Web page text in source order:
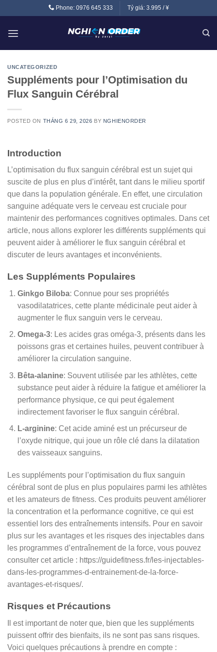
to
content
Phone: 0976 645 333 Tỷ giá: 3.995 / ¥
UNCATEGORIZED
Suppléments pour l’Optimisation du
Flux Sanguin Cérébral
POSTED ON THÁNG 6 29, 2026 BY NGHIENORDER
Introduction
L’optimisation du flux sanguin cérébral est un sujet qui
suscite de plus en plus d’intérêt, tant dans le milieu sportif
que dans la population générale. En effet, une circulation
sanguine adéquate vers le cerveau est cruciale pour
maintenir des performances cognitives optimales. Dans cet
article, nous allons explorer les différents suppléments qui
peuvent aider à améliorer le flux sanguin cérébral et
discuter de leurs avantages et inconvénients.
Les Suppléments Populaires
Ginkgo Biloba: Connue pour ses propriétés
vasodilatatrices, cette plante médicinale peut aider à
augmenter le flux sanguin vers le cerveau.
Omega-3: Les acides gras oméga-3, présents dans les
poissons gras et certaines huiles, peuvent contribuer à
améliorer la circulation sanguine.
Bêta-alanine: Souvent utilisée par les athlètes, cette
substance peut aider à réduire la fatigue et améliorer la
performance physique, ce qui peut également
indirectement favoriser le flux sanguin cérébral.
L-arginine: Cet acide aminé est un précurseur de
l’oxyde nitrique, qui joue un rôle clé dans la dilatation
des vaisseaux sanguins.
Les suppléments pour l’optimisation du flux sanguin
cérébral sont de plus en plus populaires parmi les athlètes
et les amateurs de fitness. Ces produits peuvent améliorer
la concentration et la performance cognitive, ce qui est
essentiel lors des entraînements intensifs. Pour en savoir
plus sur les avantages et les risques des injectables dans
les programmes d’entraînement de la force, vous pouvez
consulter cet article : https://guidefitness.fr/les-injectables-
dans-les-programmes-d-entrainement-de-la-force-
avantages-et-risques/.
Risques et Précautions
Il est important de noter que, bien que les suppléments
puissent offrir des bienfaits, ils ne sont pas sans risques.
Voici quelques précautions à prendre en compte :